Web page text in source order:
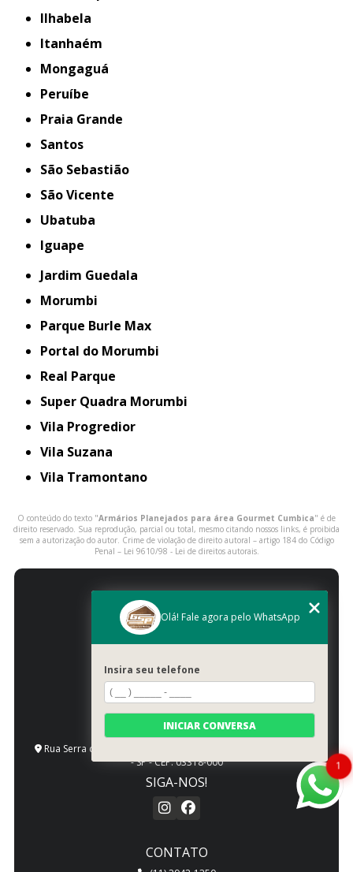
Ilhabela
Itanhaém
Mongaguá
Peruíbe
Praia Grande
Santos
São Sebastião
São Vicente
Ubatuba
iguape
Jardim Guedala
Morumbi
Parque Burle Max
Portal do Morumbi
Real Parque
Super Quadra Morumbi
Vila Progredior
Vila Suzana
Vila Tramontano
O conteúdo do texto "Armários Planejados para área Gourmet Cumbica" é de
direito reservado. Sua reprodução, parcial ou total, mesmo citando nossos links, é proibida
sem a autorização do autor. Crime de violação de direito autoral – artigo 184 do Código
Penal – Lei 9610/98 - Lei de direitos autorais.
ENDEREÇO
Rua Serra de Bragança, 1492 - Vila Gomes Cardim - São Paulo
- SP - CEP: 03318-000
SIGA-NOS!
CONTATO
1
Olá! Fale agora pelo WhatsApp
Insira seu telefone
INICIAR CONVERSA